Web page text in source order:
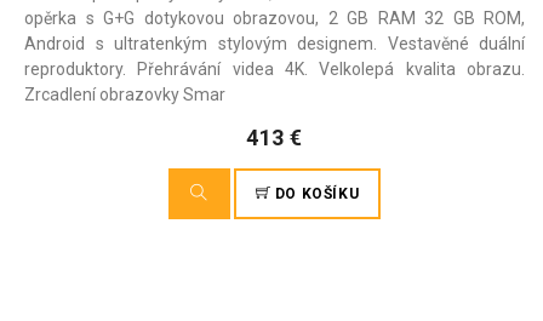
opěrka s G+G dotykovou obrazovou, 2 GB RAM 32 GB ROM,
Android s ultratenkým stylovým designem. Vestavěné duální
reproduktory. Přehrávání videa 4K. Velkolepá kvalita obrazu.
Zrcadlení obrazovky Smar
413 €
DO KOŠÍKU